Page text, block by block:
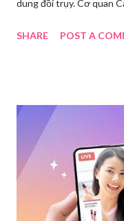
dung đồi trụy. Cơ quan
tạm giam đối với Triệu
dụng điện thoại xuất
nhạy cảm, có dấu hiệu
nhận, đơn vị đã nhanh
để làm rõ. Kết quả điều
(sinh năm 1994), trú tại
một số đối tượng khác
SHARE POST A